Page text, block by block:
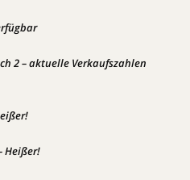
2 – aktuelle Verkaufszahlen
Heißer!